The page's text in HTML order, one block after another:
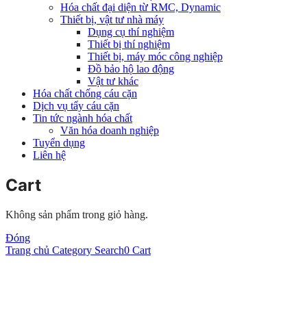
Hóa chất đại diện từ RMC, Dynamic
Thiết bị, vật tư nhà máy
Dụng cụ thí nghiệm
Thiết bị thí nghiệm
Thiết bị, máy móc công nghiệp
Đồ bảo hộ lao động
Vật tư khác
Hóa chất chống cáu cặn
Dịch vụ tẩy cáu cặn
Tin tức ngành hóa chất
Văn hóa doanh nghiệp
Tuyển dụng
Liên hệ
Cart
Không sản phẩm trong giỏ hàng.
Đóng
Trang chủ Category Search0 Cart